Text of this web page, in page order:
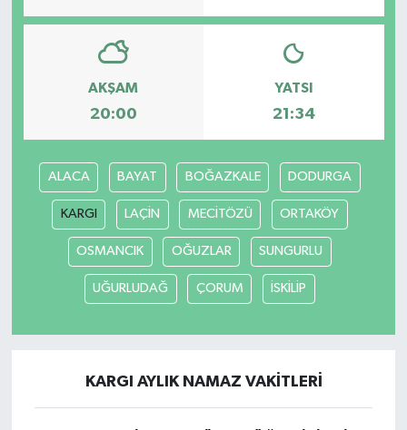
AKŞAM
20:00
YATSI
21:34
ALACA BAYAT BOĞAZKALE DODURGA
KARGI LAÇİN MECİTÖZÜ ORTAKÖY
OSMANCIK OĞUZLAR SUNGURLU
UĞURLUDAĞ ÇORUM İSKİLİP
KARGI AYLIK NAMAZ VAKITLERI
Uğurludağ